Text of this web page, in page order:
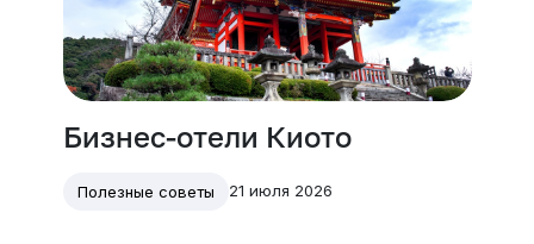
Бизнес-отели Киото
Полезные советы 21 июля 2026